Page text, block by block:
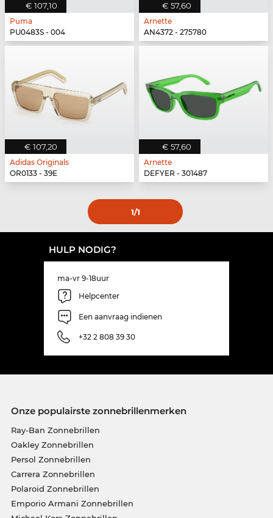
€ 107,10
Puma
PU0483S - 004
€ 57,60
Arnette
AN4372 - 275780
€ 107,20
Adidas Originals
OR0133 - 39E
€ 57,60
Arnette
DEFYER - 301487
1/1
HULP NODIG?
ma-vr 9-18uur
Helpcenter
Een aanvraag indienen
+32 2 808 39 30
Onze populairste zonnebrillenmerken
Ray-Ban Zonnebrillen
Oakley Zonnebrillen
Persol Zonnebrillen
Carrera Zonnebrillen
Polaroid Zonnebrillen
Emporio Armani Zonnebrillen